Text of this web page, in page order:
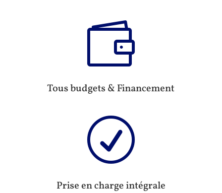

Tous budgets & Financement
R
Prise en charge intégrale